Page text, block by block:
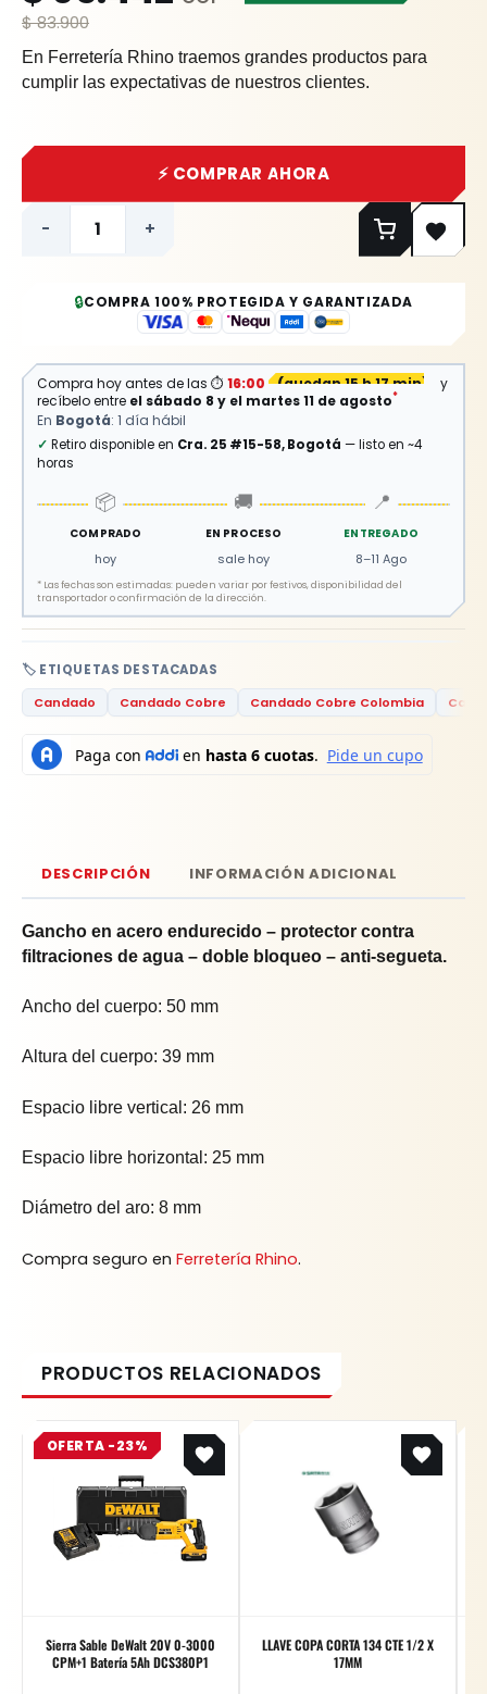
$83.900
En Ferretería Rhino traemos grandes productos para
cumplir las expectativas de nuestros clientes.
- +
⚡ COMPRAR AHORA
🏷️ ETIQUETAS DESTACADAS
Candado
Candado Cobre Candado Cobre Colombia
🔒COMPRA 100% PROTEGIDA Y GARANTIZADA
Compra hoy antes de las ⏱ 16:00 (quedan 15 h 17 min)
y
recíbelo entre el sábado 8 y el martes 11 de agosto*
En Bogotá: 1 día hábil
✓ Retiro disponible en Cra. 25 #15-58, Bogotá — listo en ~4
horas
📦
COMPRADO
hoy
🚚
EN PROCESO
sale hoy
📍
ENTREGADO
8–11 Ago
* Las fechas son estimadas: pueden variar por festivos, disponibilidad del
transportador o confirmación de la dirección.
DESCRIPCIÓN INFORMACIÓN ADICIONAL
Gancho en acero endurecido – protector contra
filtraciones de agua – doble bloqueo – anti-segueta.
Ancho del cuerpo: 50 mm
Altura del cuerpo: 39 mm
Espacio libre vertical: 26 mm
Espacio libre horizontal: 25 mm
Diámetro del aro: 8 mm
Compra seguro en Ferretería Rhino.
OFERTA -23%
Sierra Sable DeWalt 20V 0-3000
CPM+1 Batería 5Ah DCS380P1
Original
price
was:
$ 2.355.100.
Current
price
is:
$ 1.813.427.
LLAVE COPA CORTA 134 CTE 1/2 X
17MM